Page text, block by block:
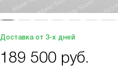
Доставка от 3-х дней
189 500 руб.